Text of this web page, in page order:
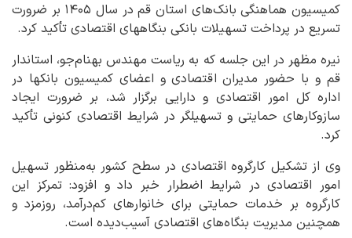
کمیسیون هماهنگی بانک‌های استان قم در سال ۱۴۰۵ بر ضرورت
تسریع در پرداخت تسهیلات بانکی بنگاههای اقتصادی تأکید کرد.
نیره مظهر در این جلسه که به ریاست مهندس بهنام‌جو، استاندار
قم و با حضور مدیران اقتصادی و اعضای کمیسیون بانکها در
اداره کل امور اقتصادی و دارایی برگزار شد، بر ضرورت ایجاد
سازوکارهای حمایتی و تسهیلگر در شرایط اقتصادی کنونی تأکید
کرد.
وی از تشکیل کارگروه اقتصادی در سطح کشور به‌منظور تسهیل
امور اقتصادی در شرایط اضطرار خبر داد و افزود: تمرکز این
کارگروه بر خدمات حمایتی برای خانوارهای کم‌درآمد، روزمزد و
همچنین مدیریت بنگاه‌های اقتصادی آسیب‌دیده است.